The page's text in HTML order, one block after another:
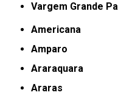
Vargem Grande
Americana
Amparo
Araraquara
Araras